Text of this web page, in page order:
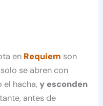
en Requiem son
se abren con
el hacha,y esconden
antes de